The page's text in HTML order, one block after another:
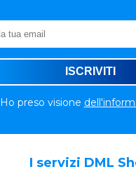
Ho preso visione
I servizi DML